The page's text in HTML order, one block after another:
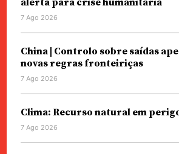
7 Ago 2026
China | Controlo sobre saídas
novas regras fronteiriças
7 Ago 2026
Clima: Recurso natural em
7 Ago 2026